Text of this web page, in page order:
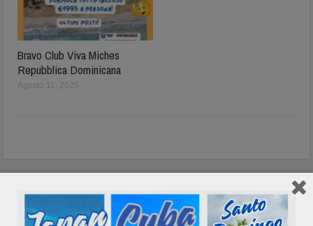
Bravo Club Viva Miches
Repubblica Dominicana
Agosto 11, 2025